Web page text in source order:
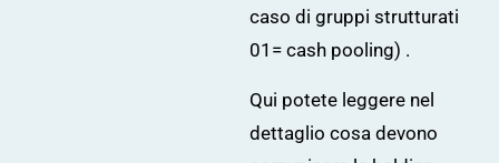
caso di gruppi strutturati
01= cash pooling) .
Qui potete leggere nel
dettaglio cosa devono